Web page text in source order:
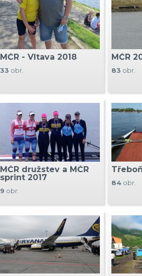
MČR - Vltava 2018
33 obr.
MČR
83 obr.
MČR družstev a MČR
sprint 2017
9 obr.
84 obr.